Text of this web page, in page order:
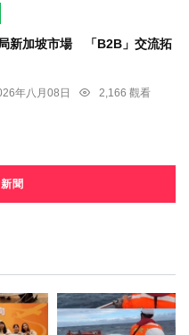
新加坡市場 「B2B」交流拓
年八月08日
2,166 觀看
聞